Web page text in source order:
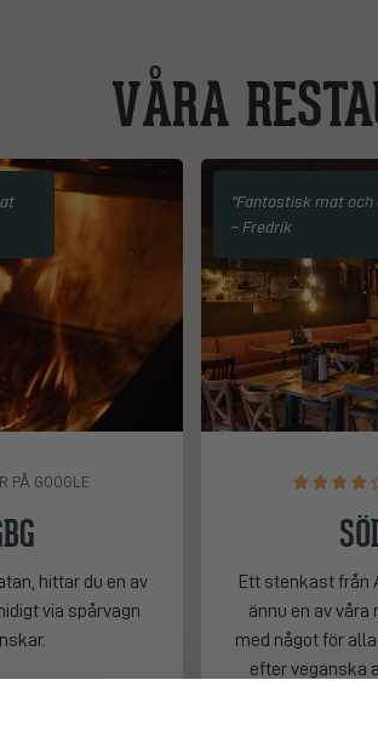
VÅRA
PÅ GOOGLE
hittar du en av
via spårvagn
"Fantastisk mat
– Fredrik
Ett stenkast från
ännu en av
med något för
efter veganska